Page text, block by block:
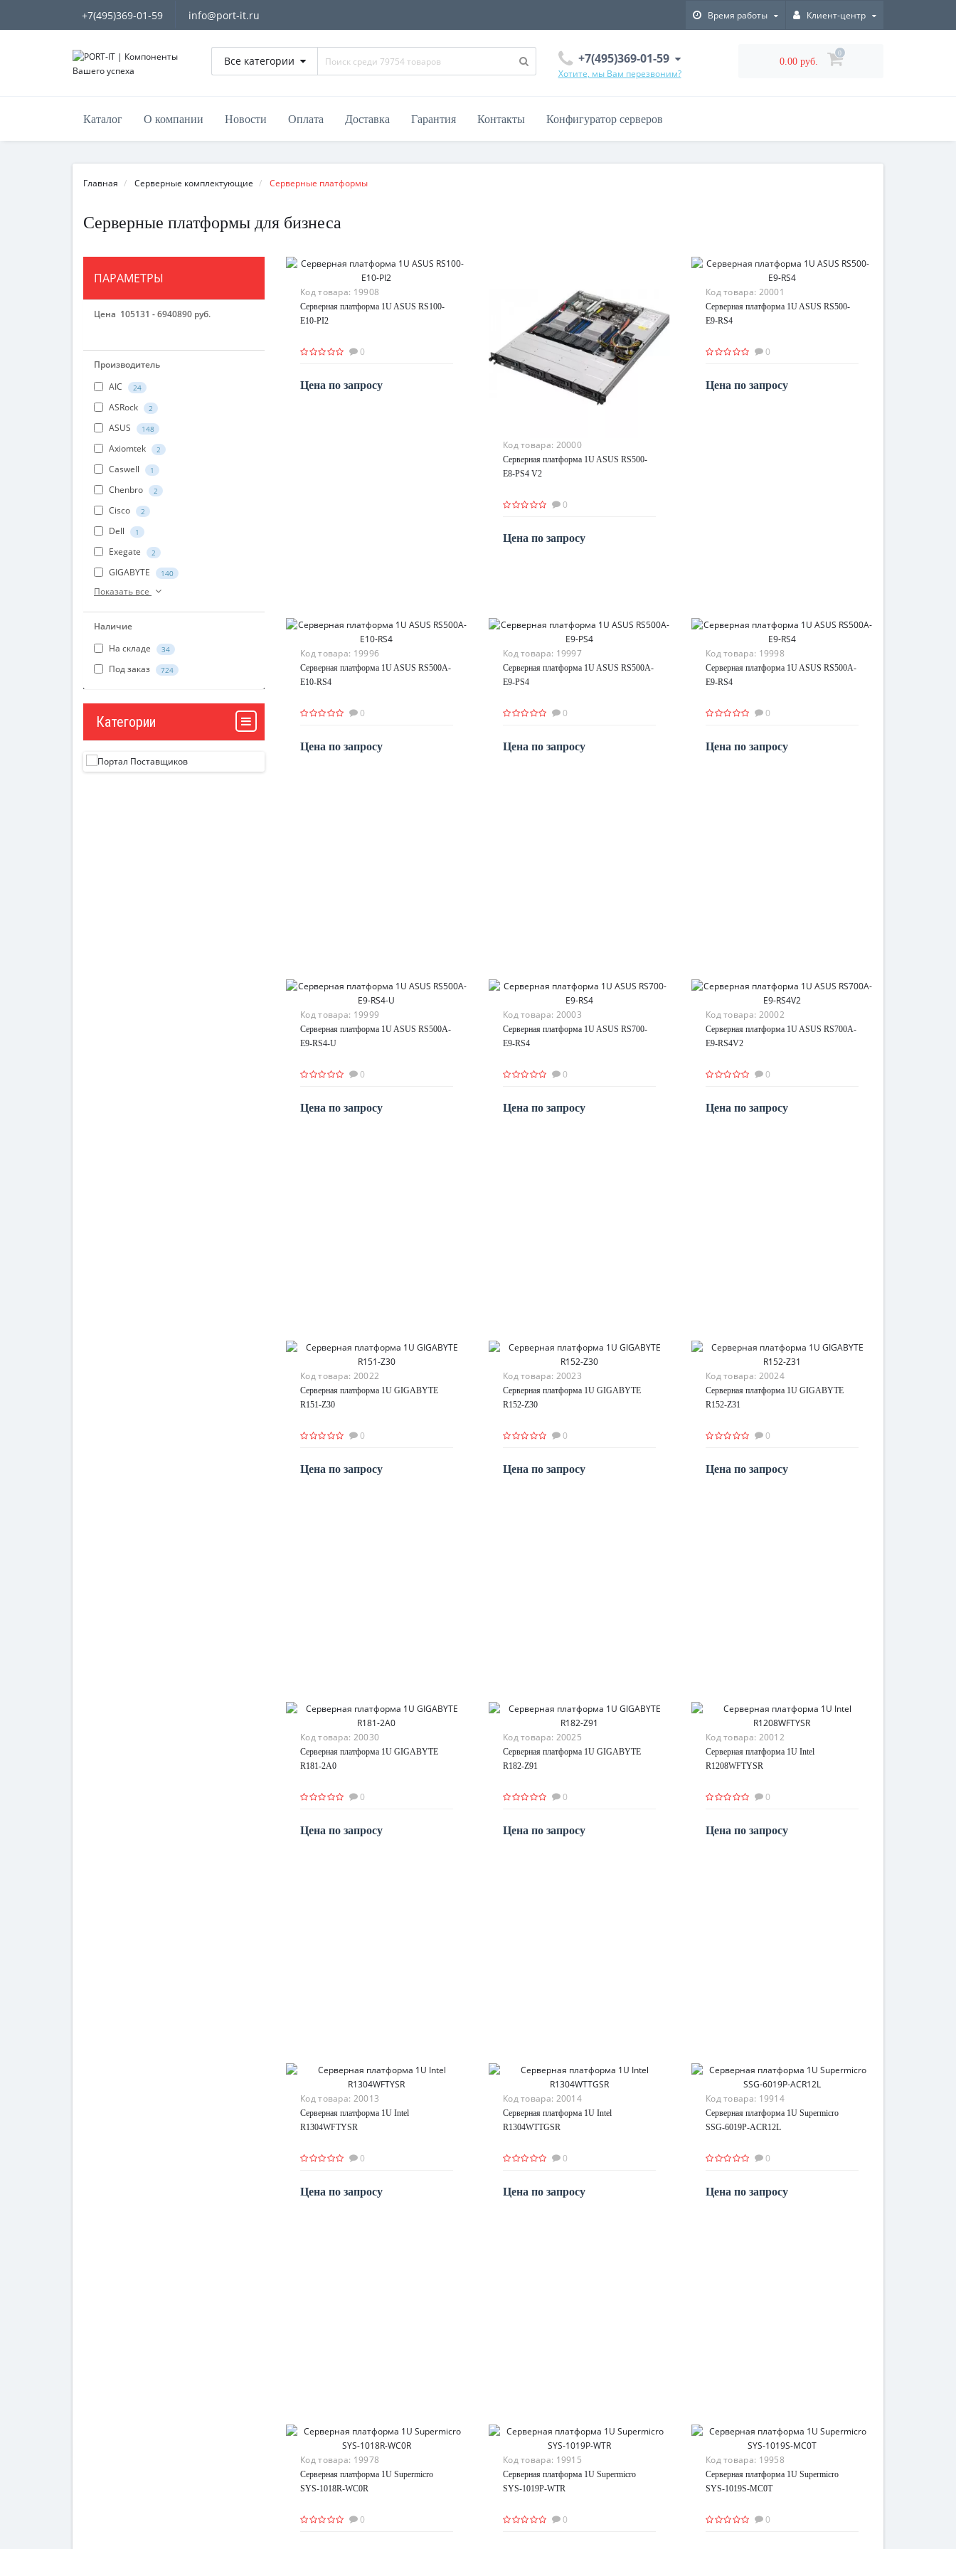
+7(495)369-01-59 info@port-it.ru Время работы Клиент-центр
Все категории +7(495)369-01-59
Хотите, мы Вам перезвоним?
0.00 руб.
0
Каталог О компании Новости Оплата Доставка Гарантия Контакты Конфигуратор серверов
Главная Серверные комплектующие Серверные платформы
Серверные платформы для бизнеса
ПАРАМЕТРЫ
Цена 105131 -6940890 руб.
Производитель
AIC
24
ASRock 2
ASUS 148
Axiomtek 2
Caswell 1
Chenbro 2
Cisco 2
Dell 1
Exegate 2
GIGABYTE 140
Показать все
Наличие
На складе
34
Под заказ 724
Категории
Код товара: 19908
Серверная платформа 1U ASUS RS100-
E10-PI2
0
Цена по запросу
Код товара: 20000
Серверная платформа 1U ASUS RS500-
E8-PS4 V2
0
Цена по запросу
Код товара: 20001
Серверная платформа 1U ASUS RS500-
E9-RS4
0
Цена по запросу
Код товара: 19996
Серверная платформа 1U ASUS RS500A-
E10-RS4
0
Цена по запросу
Код товара: 19997
Серверная платформа 1U ASUS RS500A-
E9-PS4
0
Цена по запросу
Код товара: 19998
Серверная платформа 1U ASUS RS500A-
E9-RS4
0
Цена по запросу
Код товара: 19999
Серверная платформа 1U ASUS RS500A-
E9-RS4-U
0
Цена по запросу
Код товара: 20003
Серверная платформа 1U ASUS RS700-
E9-RS4
0
Цена по запросу
Код товара: 20002
Серверная платформа 1U ASUS RS700A-
E9-RS4V2
0
Цена по запросу
Код товара: 20022
Серверная платформа 1U GIGABYTE
R151-Z30
0
Цена по запросу
Код товара: 20023
Серверная платформа 1U GIGABYTE
R152-Z30
0
Цена по запросу
Код товара: 20024
Серверная платформа 1U GIGABYTE
R152-Z31
0
Цена по запросу
Код товара: 20030
Серверная платформа 1U GIGABYTE
R181-2A0
0
Цена по запросу
Код товара: 20025
Серверная платформа 1U GIGABYTE
R182-Z91
0
Цена по запросу
Код товара: 20012
Серверная платформа 1U Intel
R1208WFTYSR
0
Цена по запросу
Код товара: 20013
Серверная платформа 1U Intel
R1304WFTYSR
0
Цена по запросу
Код товара: 20014
Серверная платформа 1U Intel
R1304WTTGSR
0
Цена по запросу
Код товара: 19914
Серверная платформа 1U Supermicro
SSG-6019P-ACR12L
0
Цена по запросу
Код товара: 19978
Серверная платформа 1U Supermicro
SYS-1018R-WC0R
0
Код товара: 19915
Серверная платформа 1U Supermicro
SYS-1019P-WTR
0
Код товара: 19958
Серверная платформа 1U Supermicro
SYS-1019S-MC0T
0